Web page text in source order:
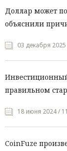
Доллар может
объяснили
03 декабря
правильном
18 июня 2024 /
CoinFuze